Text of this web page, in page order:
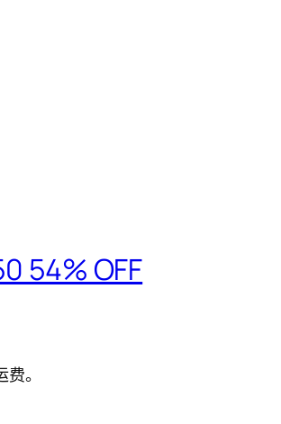
54% OFF
。